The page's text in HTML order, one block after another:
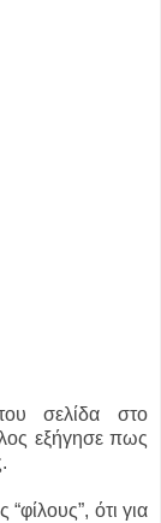
σελίδα στο
εξήγησε πως
ότι για